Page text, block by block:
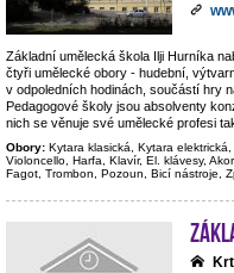
Základní umělecká škola Ilji Hurníka
čtyři umělecké obory - hudební,
v odpoledních hodinách, součástí hry
Pedagogové školy jsou absolventy
nich se věnuje své umělecké profesi
Obory: Kytara klasická, Kytara
Violoncello, Harfa, Klavír, El. klávesy,
Fagot, Trombon, Pozoun, Bicí nástroje,